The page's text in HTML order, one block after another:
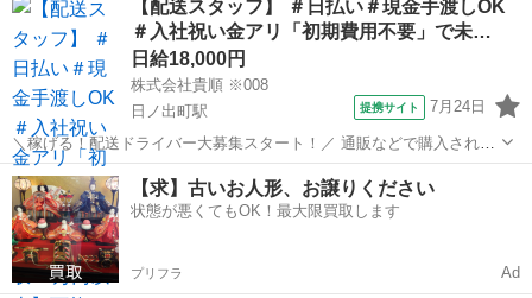
渡し アイドルグッズ ペンライト セクシーゾーン タイムレス
【配送スタッフ】 ＃日払い＃現金手渡しOK
＃入社祝い金アリ「初期費用不要」で未…
日給18,000円
株式会社貴順 ※008
日ノ出町駅
提携サイト 7月24日
＼稼げる！配送ドライバー大募集スタート！／ 通販などで購入された
荷物を運ぶお仕事です♪ 大手宅配会社から依頼を受け、 近隣のご自宅
や会社に配送します！ 1．とにかく稼げるお仕事です！ ￣￣￣￣￣￣
￣￣￣￣￣...
神奈川 横浜市 日ノ出町駅 物流
【求】古いお人形、お譲りください
状態が悪くてもOK！最大限買取します
プリフラ Ad